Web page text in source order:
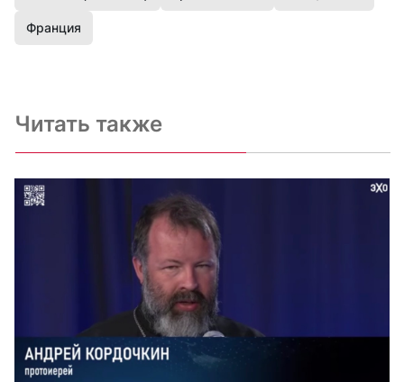
Франция
Читать также